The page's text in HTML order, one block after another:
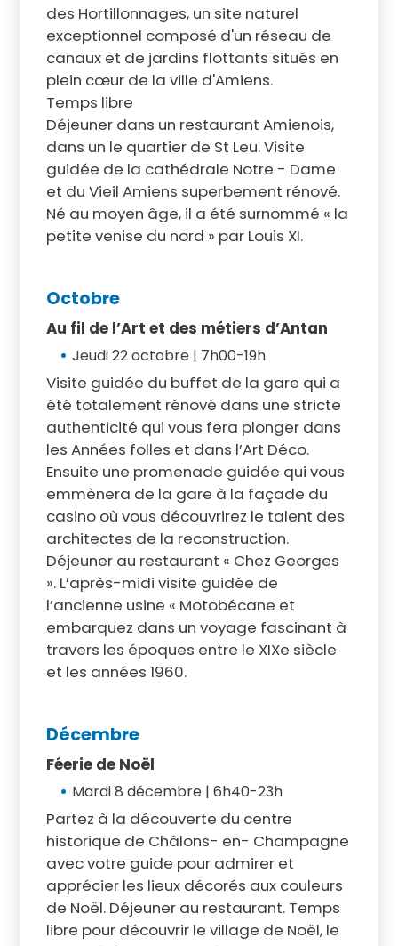
des Hortillonnages, un site naturel
exceptionnel composé d'un réseau de
canaux et de jardins flottants situés en
plein cœur de la ville d'Amiens.
Temps libre
Déjeuner dans un restaurant Amienois,
dans un le quartier de St Leu. Visite
guidée de la cathédrale Notre - Dame
et du Vieil Amiens superbement rénové.
Né au moyen âge, il a été surnommé « la
petite venise du nord » par Louis XI.
Octobre
Au fil de l’Art et des métiers d’Antan
Jeudi 22 octobre | 7h00-19h
Visite guidée du buffet de la gare qui a
été totalement rénové dans une stricte
authenticité qui vous fera plonger dans
les Années folles et dans l’Art Déco.
Ensuite une promenade guidée qui vous
emmènera de la gare à la façade du
casino où vous découvrirez le talent des
architectes de la reconstruction.
Déjeuner au restaurant « Chez Georges
». L’après-midi visite guidée de
l’ancienne usine « Motobécane et
embarquez dans un voyage fascinant à
travers les époques entre le XIXe siècle
et les années 1960.
Décembre
Féerie de Noël
Mardi 8 décembre | 6h40-23h
Partez à la découverte du centre
historique de Châlons- en- Champagne
avec votre guide pour admirer et
apprécier les lieux décorés aux couleurs
de Noël. Déjeuner au restaurant. Temps
libre pour découvrir le village de Noël, le